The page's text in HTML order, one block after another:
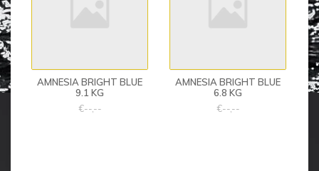
AMNESIA BRIGHT BLUE
9.1 KG
€--,--
AMNESIA BRIGHT BLUE
6.8 KG
€--,--